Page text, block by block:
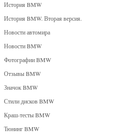
История BMW
История BMW. Вторая версия.
Новости автомира
Новости BMW
Фотографии BMW
Отзывы BMW
Значок BMW
Стили дисков BMW
Краш-тесты BMW
Тюнинг BMW